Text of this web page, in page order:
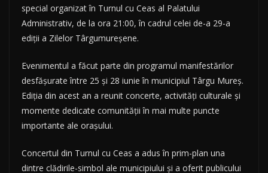
special organizat în Turnul cu Ceas al Palatului
Administrativ, de la ora 21:00, în cadrul celei de-a 29-a
ediții a Zilelor Târgumureșene.
Evenimentul a făcut parte din programul manifestărilor
desfășurate între 25 și 28 iunie în municipiul Târgu Mureș.
Ediția din acest an a reunit concerte, activități culturale și
momente dedicate comunității în mai multe puncte
importante ale orașului.
Concertul din Turnul cu Ceas a adus în prim-plan una
dintre clădirile-simbol ale municipiului și a oferit publicului